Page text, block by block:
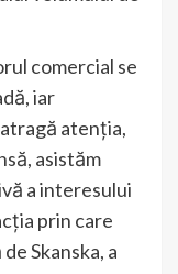
comercial se
iar
atenția,
asistăm
a interesului
prin care
Skanska, a